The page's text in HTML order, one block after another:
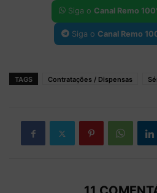
Siga o Canal Remo
Siga o Canal Remo
TAGS Contratações / Dispensas